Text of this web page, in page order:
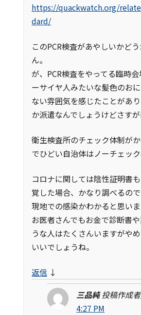
https://quackwatch.org/
dard/
このPCR検査があやしいかど
ん。
が、PCR検査をやってる臨時
ーサイヤ人みたいな髪色のお
ない雰囲気を感じたことがあ
か派遣なんでしょうけどさすが
衛生検査所のチェック体制が
でひどい自治体はノーチェック
コロナに関しては陰性証明書
覚した場合、かなり調べるの
現地での感染かわかると思いま
お医者さんでもお金で診断書
うな人はたくさんいますがや
いいでしょうね。
返信 ↓
三品純 投稿作成者
4:27 PM